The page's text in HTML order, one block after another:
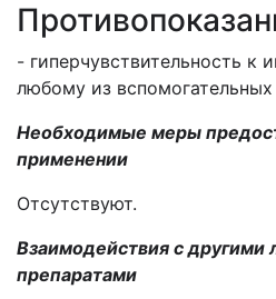
- гиперчувствительность к
любому из
Необходимые меры
применении
Отсутствуют.
Взаимодействия с другими
препаратами